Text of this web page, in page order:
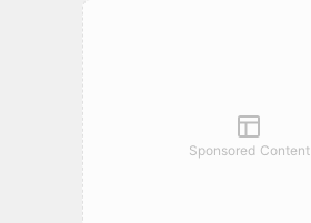
Sponsored Content